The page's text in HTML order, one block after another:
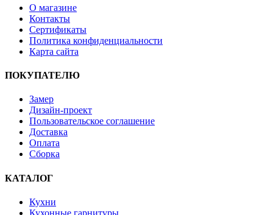
О магазине
Контакты
Сертификаты
Политика конфиденциальности
Карта сайта
ПОКУПАТЕЛЮ
Замер
Дизайн-проект
Пользовательское соглашение
Доставка
Оплата
Сборка
КАТАЛОГ
Кухни
Кухонные гарнитуры